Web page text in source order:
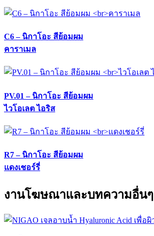
C6 – นิกาโอะ สีย้อมผม
คาราเมล
PV.01 – นิกาโอะ สีย้อมผม
ไวโอเลต ไอริส
R7 – นิกาโอะ สีย้อมผม
แดงเชอร์รี่
งานโฆษณาและบทความอื่นๆ